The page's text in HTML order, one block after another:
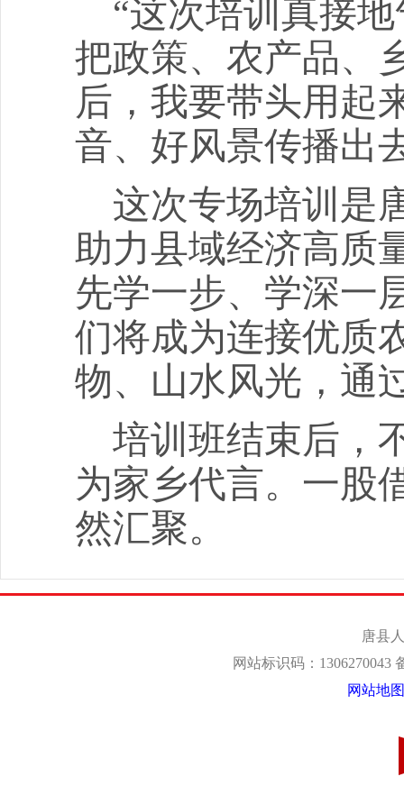
“这次培训真接
把政策、农产品、
后，我要带头用起
音、好风景传播出
这次专场培训是
助力县域经济高质
先学一步、学深一
们将成为连接优质
物、山水风光，通
培训班结束后，
为家乡代言。一股
然汇聚。
唐县
网站标识码：1306270043
网站地图